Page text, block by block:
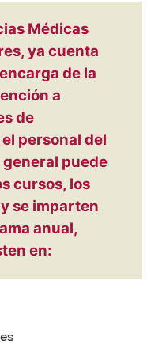
Médicas
ya cuenta
de la
a
de
personal del
general puede
cursos, los
se imparten
anual,
en: